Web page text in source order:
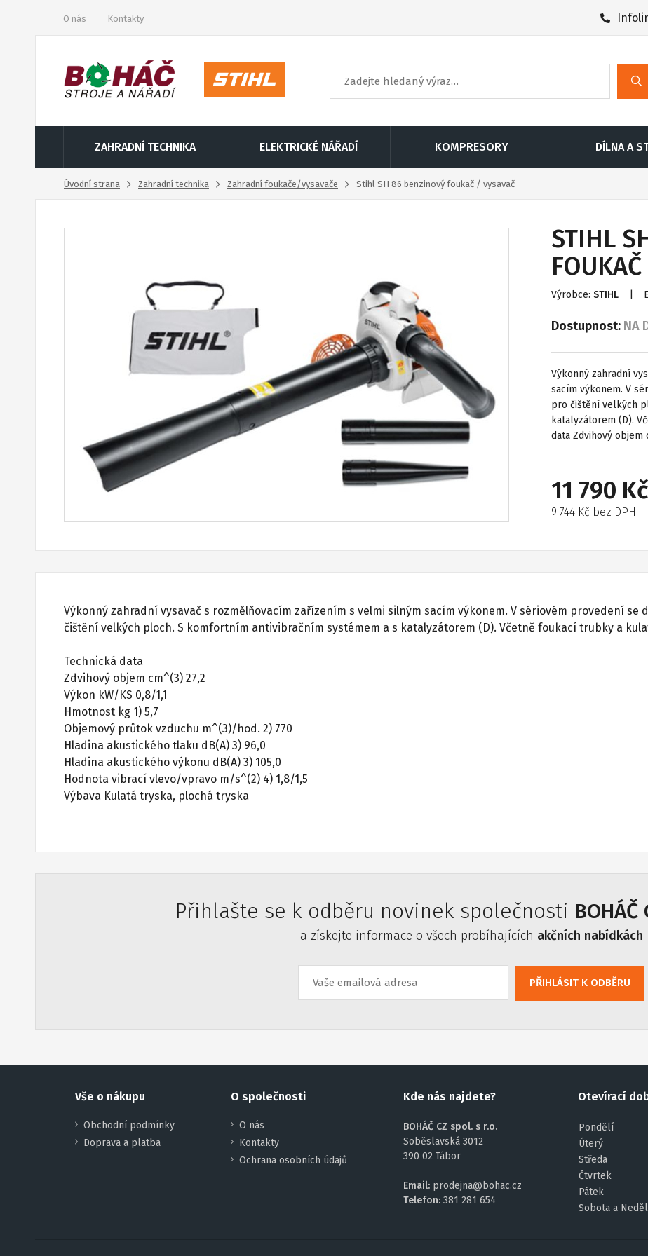
O nás Kontakty
ZAHRADNÍ TECHNIKA ELEKTRICKÉ NÁŘADÍ KOMPRESORY DÍLNA A
Úvodní strana Zahradní technika Zahradní foukače/vysavače Stihl SH 86 benzinový foukač / vysavač
STIHL
Výrobce:STIHL
Dostupnost: NA
Výkonný zahradní
sacím výkonem. V
pro čištění velkých
katalyzátorem (D).
data Zdvihový
11 790 Kč
9 744 Kč bez DPH
Výkonný zahradní vysavač s rozmělňovacím zařízením s velmi silným sacím výkonem. V sériovém provedení se
čištění velkých ploch. S komfortním antivibračním systémem a s katalyzátorem (D). Včetně foukací trubky a
Technická data
Zdvihový objem cm^(3) 27,2
Výkon kW/KS 0,8/1,1
Hmotnost kg 1) 5,7
Objemový průtok vzduchu m^(3)/hod. 2) 770
Hladina akustického tlaku dB(A) 3) 96,0
Hladina akustického výkonu dB(A) 3) 105,0
Hodnota vibrací vlevo/vpravo m/s^(2) 4) 1,8/1,5
Výbava Kulatá tryska, plochá tryska
Přihlašte se k odběru novinek společnosti
a získejte informace o všech probíhajících akčních nabídkách
PŘIHLÁSIT K ODBĚRU
Vše o nákupu
Obchodní podmínky
Doprava a platba
O společnosti
O nás
Kontakty
Ochrana osobních údajů
Kde nás najdete?
BOHÁČ CZ spol. s r.o.
Soběslavská 3012
390 02 Tábor
Email: prodejna@bohac.cz
Telefon: 381 281 654
Otevírací
Pondělí
Úterý
Středa
Čtvrtek
Pátek
Sobota a